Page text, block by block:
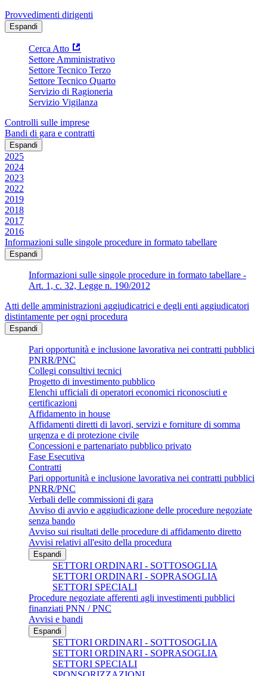
Provvedimenti dirigenti
Espandi
Cerca Atto
Settore Amministrativo
Settore Tecnico Terzo
Settore Tecnico Quarto
Servizio di Ragioneria
Servizio Vigilanza
Controlli sulle imprese
Bandi di gara e contratti
Espandi
2025
2024
2023
2022
2019
2018
2017
2016
Informazioni sulle singole procedure in formato tabellare
Espandi
Informazioni sulle singole procedure in formato tabellare -
Art. 1, c. 32, Legge n. 190/2012
Atti delle amministrazioni aggiudicatrici e degli enti aggiudicatori
distintamente per ogni procedura
Espandi
Pari opportunità e inclusione lavorativa nei contratti pubblici
PNRR/PNC
Collegi consultivi tecnici
Progetto di investimento pubblico
Elenchi ufficiali di operatori economici riconosciuti e
certificazioni
Affidamento in house
Affidamenti diretti di lavori, servizi e forniture di somma
urgenza e di protezione civile
Concessioni e partenariato pubblico privato
Fase Esecutiva
Contratti
Pari opportunità e inclusione lavorativa nei contratti pubblici
PNRR/PNC
Verbali delle commissioni di gara
Avviso di avvio e aggiudicazione delle procedure negoziate
senza bando
Avviso sui risultati delle procedure di affidamento diretto
Avvisi relativi all'esito della procedura
Espandi
SETTORI ORDINARI - SOTTOSOGLIA
SETTORI ORDINARI - SOPRASOGLIA
SETTORI SPECIALI
Procedure negoziate afferenti agli investimenti pubblici
finanziati PNN / PNC
Avvisi e bandi
Espandi
SETTORI ORDINARI - SOTTOSOGLIA
SETTORI ORDINARI - SOPRASOGLIA
SETTORI SPECIALI